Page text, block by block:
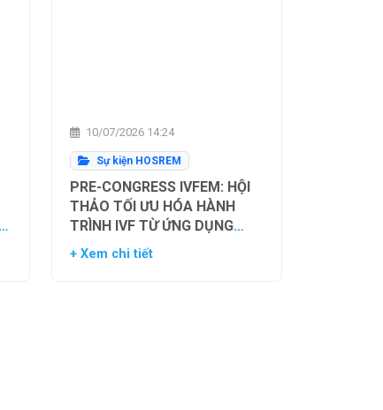
10/07/2026 14:24
Sự kiện HOSREM
PRE-CONGRESS IVFEM: HỘI
THẢO TỐI ƯU HÓA HÀNH
TRÌNH IVF TỪ ỨNG DỤNG
HIỆN TẠI ĐẾN XU HƯỚNG
+ Xem chi tiết